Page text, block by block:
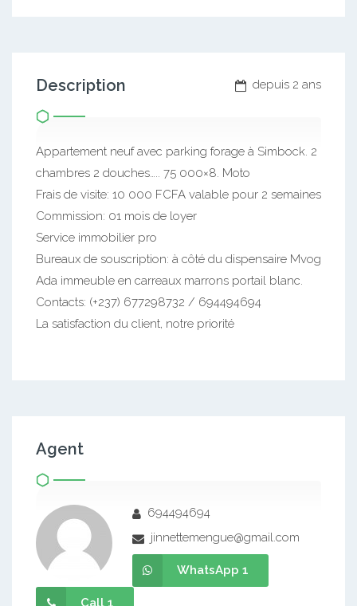
depuis 2 ans
Description
Appartement neuf avec parking forage à Simbock. 2
chambres 2 douches….. 75 000×8. Moto
Frais de visite: 10 000 FCFA valable pour 2 semaines
Commission: 01 mois de loyer
Service immobilier pro
Bureaux de souscription: à côté du dispensaire Mvog
Ada immeuble en carreaux marrons portail blanc.
Contacts: (+237) 677298732 / 694494694
La satisfaction du client, notre priorité
Agent
694494694
jinnettemengue@gmail.com
WhatsApp 1
Call 1